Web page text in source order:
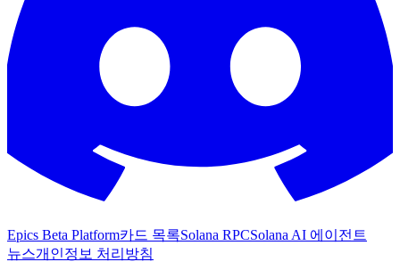
Epics Beta Platform카드 목록Solana RPCSolana AI 에이전트
뉴스개인정보 처리방침